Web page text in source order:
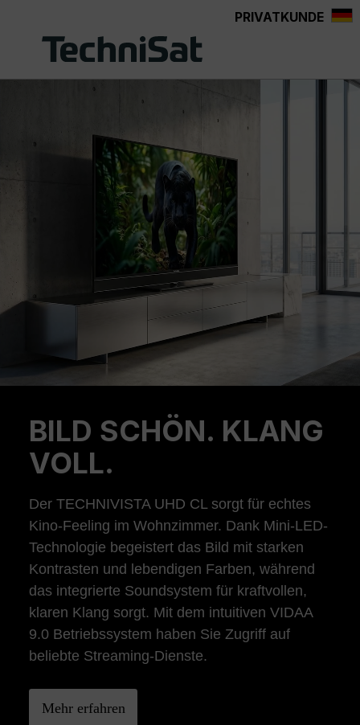
PRIVATKUNDE
BILD SCHÖN. KLANG
VOLL.
Der TECHNIVISTA UHD CL sorgt für echtes
Kino-Feeling im Wohnzimmer. Dank Mini-LED-
Technologie begeistert das Bild mit starken
Kontrasten und lebendigen Farben, während
das integrierte Soundsystem für kraftvollen,
klaren Klang sorgt. Mit dem intuitiven VIDAA
9.0 Betriebssystem haben Sie Zugriff auf
beliebte Streaming-Dienste.
Mehr erfahren
Previous